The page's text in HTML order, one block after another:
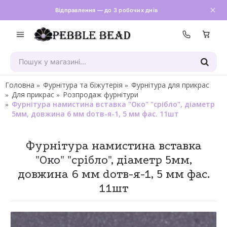
Відправлення — до 3 робочих днів
Головна Фурнітура та біжутерія
Фурнітура для прикрас
Для прикрас
Розпродаж фурнітури
Фурнітура намистина вставка "Око" "срібло", діаметр
5мм, довжина 6 мм dотв-я-1, 5 мм фас. 11шт
Фурнітура намистина вставка
"Око" "срібло", діаметр 5мм,
довжина 6 мм dотв-я-1, 5 мм фас.
11шт